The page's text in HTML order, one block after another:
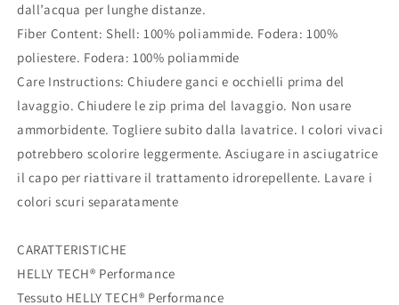
dall’acqua per lunghe distanze.
Fiber Content: Shell: 100% poliammide. Fodera: 100%
poliestere. Fodera: 100% poliammide
Care Instructions: Chiudere ganci e occhielli prima del
lavaggio. Chiudere le zip prima del lavaggio. Non usare
ammorbidente. Togliere subito dalla lavatrice. I colori vivaci
potrebbero scolorire leggermente. Asciugare in asciugatrice
il capo per riattivare il trattamento idrorepellente. Lavare i
colori scuri separatamente
CARATTERISTICHE
HELLY TECH® Performance
Tessuto HELLY TECH® Performance